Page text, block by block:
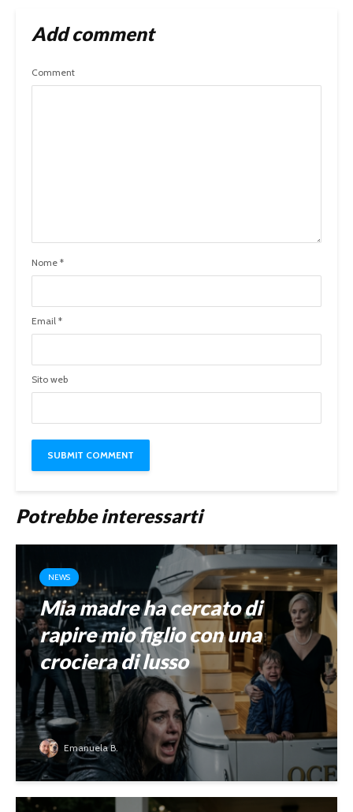
Add comment
Comment
Nome *
Email *
Sito web
Potrebbe interessarti
NEWS
Mia madre ha cercato di
rapire mio figlio con una
crociera di lusso
Emanuela B.